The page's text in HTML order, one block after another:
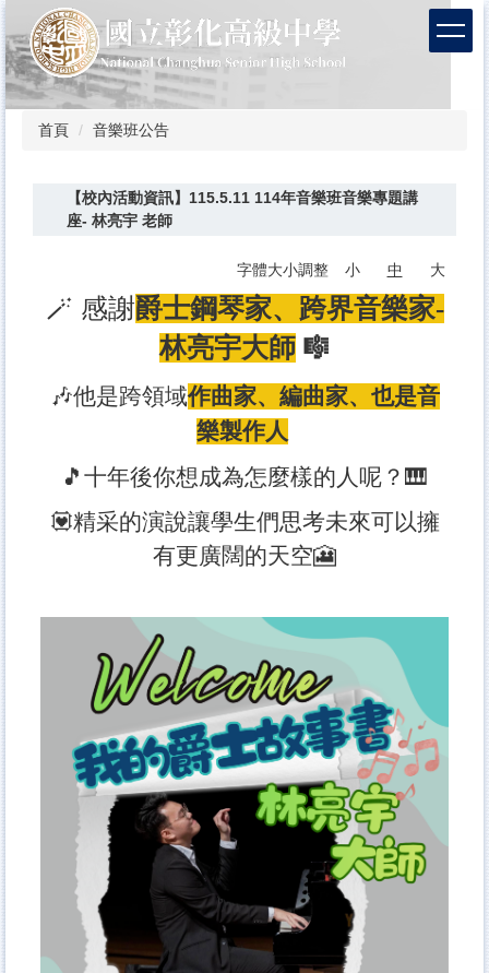
到
主
要
內
首頁 音樂班公告
【校內活動資訊】115.5.11 114年音樂班音樂專題講
座- 林亮宇 老師
字體大小調整 小 中 大
🪄 感謝爵士鋼琴家、跨界音樂家-
林亮宇大師 🎼
🎶他是跨領域作曲家、編曲家、也是音
樂製作人
🎵十年後你想成為怎麼樣的人呢？🎹
💟精采的演說讓學生們思考未來可以擁
有更廣闊的天空🎦